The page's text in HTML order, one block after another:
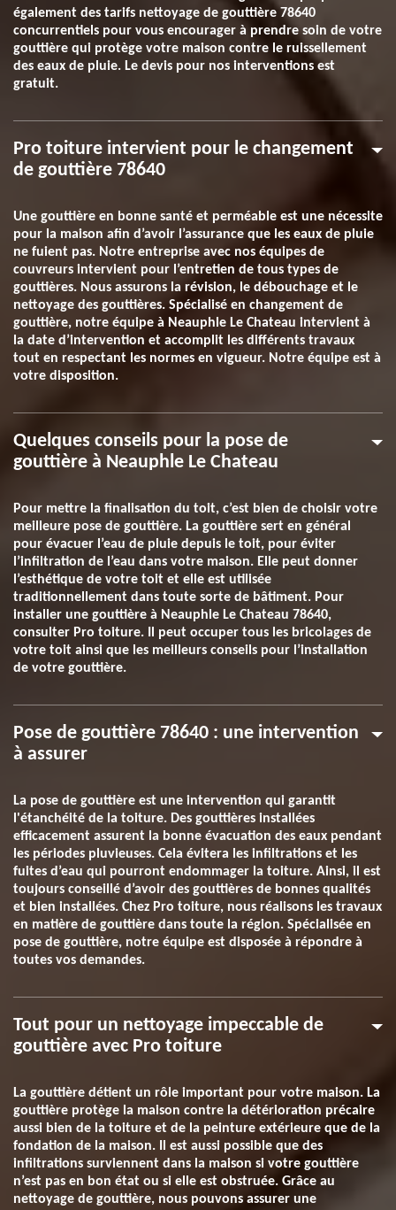
également des tarifs nettoyage de gouttière 78640
concurrentiels pour vous encourager à prendre soin de votre
gouttière qui protège votre maison contre le ruissellement
des eaux de pluie. Le devis pour nos interventions est
gratuit.
Pro toiture intervient pour le changement
de gouttière 78640
Une gouttière en bonne santé et perméable est une nécessite
pour la maison afin d’avoir l’assurance que les eaux de pluie
ne fuient pas. Notre entreprise avec nos équipes de
couvreurs intervient pour l’entretien de tous types de
gouttières. Nous assurons la révision, le débouchage et le
nettoyage des gouttières. Spécialisé en changement de
gouttière, notre équipe à Neauphle Le Chateau intervient à
la date d’intervention et accomplit les différents travaux
tout en respectant les normes en vigueur. Notre équipe est à
votre disposition.
Quelques conseils pour la pose de
gouttière à Neauphle Le Chateau
Pour mettre la finalisation du toit, c’est bien de choisir votre
meilleure pose de gouttière. La gouttière sert en général
pour évacuer l’eau de pluie depuis le toit, pour éviter
l’infiltration de l’eau dans votre maison. Elle peut donner
l’esthétique de votre toit et elle est utilisée
traditionnellement dans toute sorte de bâtiment. Pour
installer une gouttière à Neauphle Le Chateau 78640,
consulter Pro toiture. Il peut occuper tous les bricolages de
votre toit ainsi que les meilleurs conseils pour l’installation
de votre gouttière.
Pose de gouttière 78640 : une intervention
à assurer
La pose de gouttière est une intervention qui garantit
l'étanchéité de la toiture. Des gouttières installées
efficacement assurent la bonne évacuation des eaux pendant
les périodes pluvieuses. Cela évitera les infiltrations et les
fuites d’eau qui pourront endommager la toiture. Ainsi, il est
toujours conseillé d’avoir des gouttières de bonnes qualités
et bien installées. Chez Pro toiture, nous réalisons les travaux
en matière de gouttière dans toute la région. Spécialisée en
pose de gouttière, notre équipe est disposée à répondre à
toutes vos demandes.
Tout pour un nettoyage impeccable de
gouttière avec Pro toiture
La gouttière détient un rôle important pour votre maison. La
gouttière protège la maison contre la détérioration précaire
aussi bien de la toiture et de la peinture extérieure que de la
fondation de la maison. Il est aussi possible que des
infiltrations surviennent dans la maison si votre gouttière
n’est pas en bon état ou si elle est obstruée. Grâce au
nettoyage de gouttière, nous pouvons assurer une